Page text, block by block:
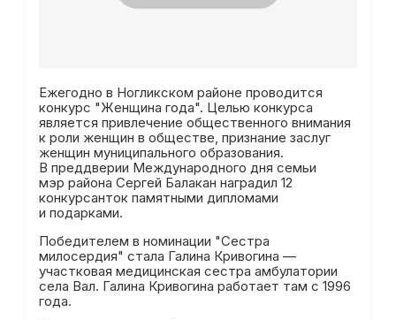
Ежегодно в Ногликском районе проводится
конкурс "Женщина года". Целью конкурса
является привлечение общественного внимания
к роли женщин в обществе, признание заслуг
женщин муниципального образования.
В преддверии Международного дня семьи
мэр района Сергей Балакан наградил 12
конкурсанток памятными дипломами
и подарками.
Победителем в номинации "Сестра
милосердия" стала Галина Кривогина —
участковая медицинская сестра амбулатории
села Вал. Галина Кривогина работает там с 1996
года.